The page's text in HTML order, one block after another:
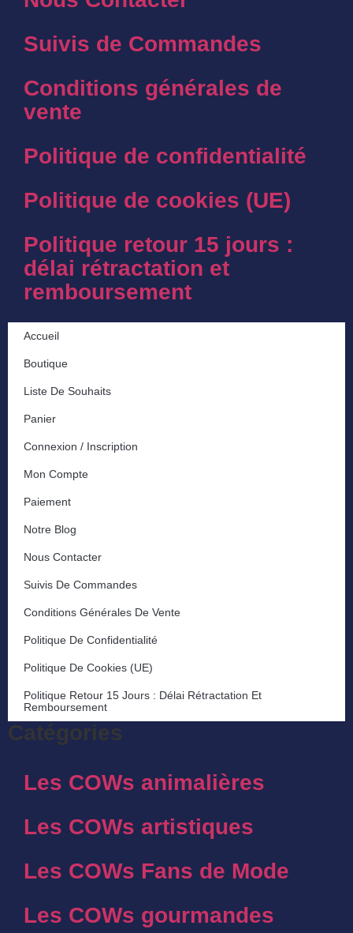
Suivis de Commandes
Conditions générales de
vente
Politique de confidentialité
Politique de cookies (UE)
Politique retour 15 jours :
délai rétractation et
remboursement
Accueil
Boutique
Liste De Souhaits
Panier
Connexion / Inscription
Mon Compte
Paiement
Notre Blog
Nous Contacter
Suivis De Commandes
Conditions Générales De Vente
Politique De Confidentialité
Politique De Cookies (UE)
Politique Retour 15 Jours : Délai Rétractation Et
Remboursement
Catégories
Les COWs animalières
Les COWs artistiques
Les COWs Fans de Mode
Les COWs gourmandes